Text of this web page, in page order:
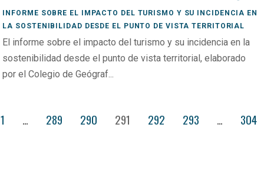
INFORME SOBRE EL IMPACTO DEL TURISMO Y SU INCIDENCIA EN
LA SOSTENIBILIDAD DESDE EL PUNTO DE VISTA TERRITORIAL
El informe sobre el impacto del turismo y su incidencia en la
sostenibilidad desde el punto de vista territorial, elaborado
por el Colegio de Geógraf...
1 … 289 290 291 292 293 … 304